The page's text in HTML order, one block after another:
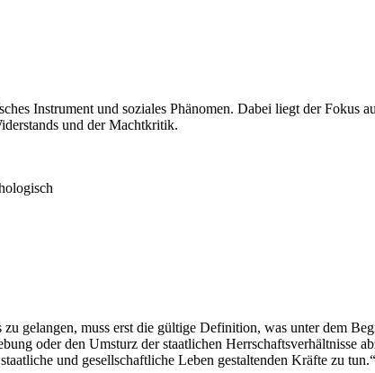
Instrument und soziales Phänomen. Dabei liegt der Fokus
und der Machtkritik.
gelangen, muss erst die gültige Definition, was unter dem
oder den Umsturz der staatlichen Herrschaftsverhältnisse
und gesellschaftliche Leben gestaltenden Kräfte zu tun.“